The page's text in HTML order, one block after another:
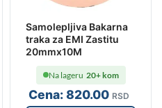
Samolepljiva Bakarna
traka za EMI Zastitu
20mmx10M
Cena:820.00 RSD
Na lageru 20+ kom